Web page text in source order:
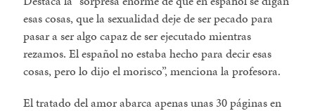
esas cosas, que la sexualidad deje de ser pecado para
pasar a ser algo capaz de ser ejecutado mientras
rezamos. El español no estaba hecho para decir esas
cosas, pero lo dijo el morisco, menciona la profesora.
El tratado del amor abarca apenas unas 30 páginas en